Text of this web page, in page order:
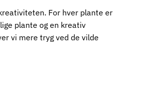
For hver plante er
plante og en kreativ
vi mere tryg ved de vilde